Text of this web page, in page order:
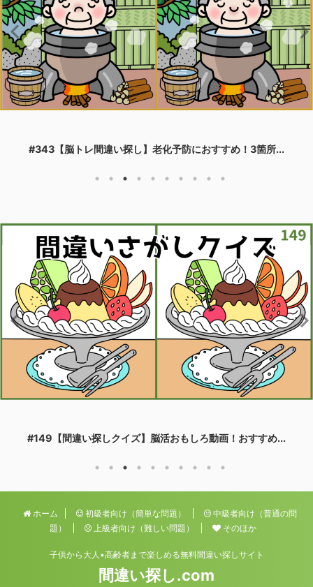
#343【脳トレ間違い探し】老化予防におすすめ！3箇所...
#149【間違い探しクイズ】脳活おもしろ動画！おすすめ...
ホーム 初級者向け（簡単な問題）
中級者向け（普通の問
題）
上級者向け（難しい問題） そのほか
子供から大人•高齢者まで楽しめる無料間違い探しサイト
間違い探し.com